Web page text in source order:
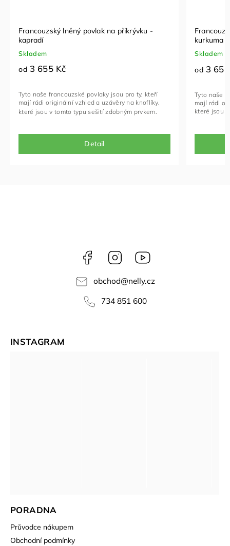
Francouzský lněný povlak na přikrývku -
kapradí
Skladem
od 3 655 Kč
Detail
Tyto naše francouzské povlaky jsou pro ty, kteří
mají rádi originální vzhled a uzávěry na knoflíky,
které jsou v tomto typu sešití zdobným prvkem.
kurkuma
Skladem
od 3
Tyto naše
mají rádi
které jsou
Facebook Instagram
obchod@nelly.cz
734 851 600
PORADNA
Průvodce nákupem
Obchodní podmínky
INSTAGRAM